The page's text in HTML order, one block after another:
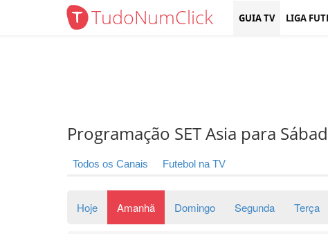
TudoNumClick GUIA TV LIGA
Programação SET Asia para
Todos os Canais Futebol na TV
Hoje Amanhã Domingo Segunda Terça